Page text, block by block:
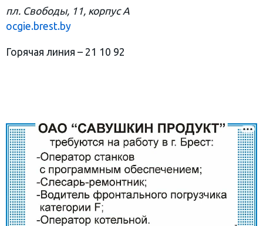
пл. Свободы, 11, корпус А
ocgie.brest.by
Горячая линия – 21 10 92